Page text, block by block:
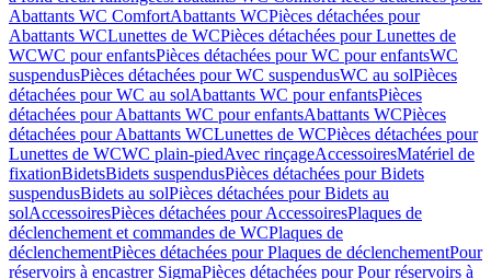
Abattants WC ComfortAbattants WCPièces détachées pour
Abattants WCLunettes de WCPièces détachées pour Lunettes de
WCWC pour enfantsPièces détachées pour WC pour enfantsWC
suspendusPièces détachées pour WC suspendusWC au solPièces
détachées pour WC au solAbattants WC pour enfantsPièces
détachées pour Abattants WC pour enfantsAbattants WCPièces
détachées pour Abattants WCLunettes de WCPièces détachées pour
Lunettes de WCWC plain-piedAvec rinçageAccessoiresMatériel de
fixationBidetsBidets suspendusPièces détachées pour Bidets
suspendusBidets au solPièces détachées pour Bidets au
solAccessoiresPièces détachées pour AccessoiresPlaques de
déclenchement et commandes de WCPlaques de
déclenchementPièces détachées pour Plaques de déclenchementPour
réservoirs à encastrer SigmaPièces détachées pour Pour réservoirs à